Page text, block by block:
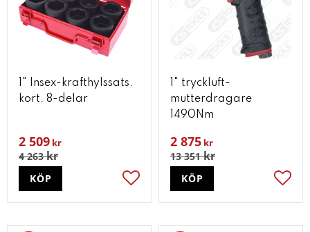
1" Insex-krafthylssats.
kort. 8-delar
2 509 kr
4 263kr
Lägg till i favoriter
KÖP
1" tryckluft-
mutterdragare
1490Nm
2 875 kr
13 351kr
KÖP